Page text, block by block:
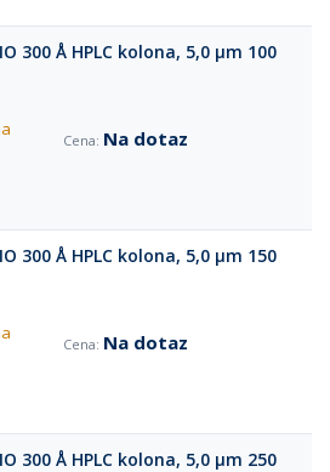
300 Å HPLC kolona, 5,0 µm 100
Na dotaz
300 Å HPLC kolona, 5,0 µm 150
Na dotaz
300 Å HPLC kolona, 5,0 µm 250